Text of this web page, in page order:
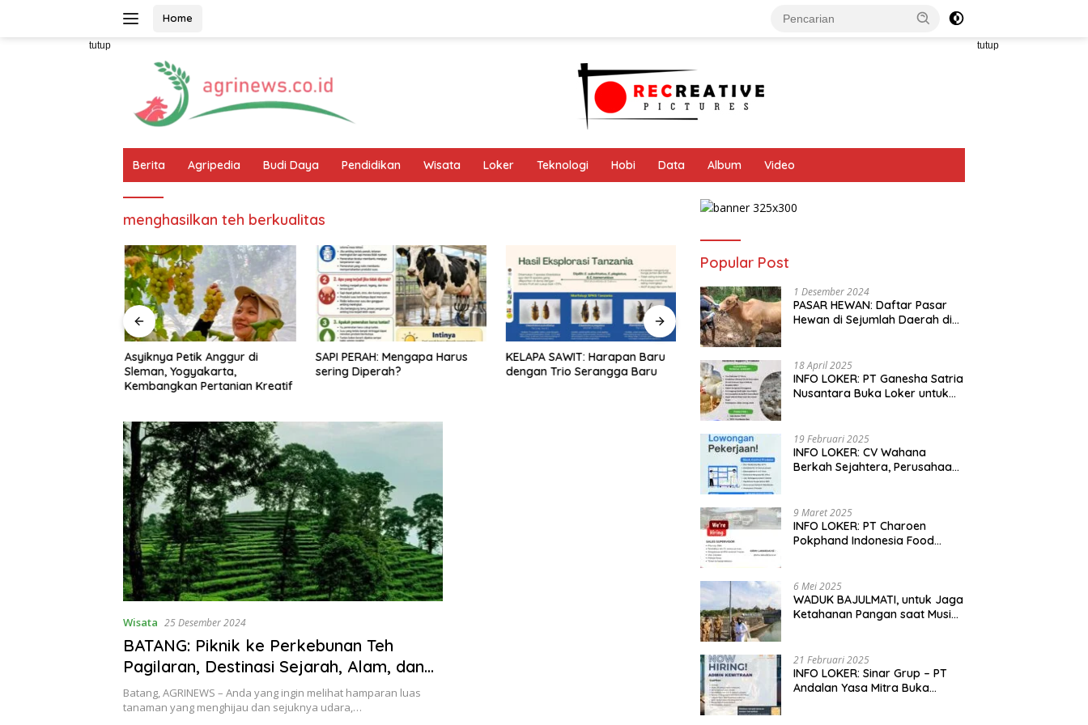
Home
tutup tutup
Berita Agripedia Budi Daya Pendidikan Wisata Loker Teknologi Hobi Data Album Video
menghasilkan teh berkualitas
Asyiknya Petik Anggur di
Sleman, Yogyakarta,
Kembangkan Pertanian Kreatif
SAPI PERAH: Mengapa Harus
sering Diperah?
KELAPA SAWIT: Harapan Baru
dengan Trio Serangga Baru
Satria Nusantara
Membutuhkan Technical
Support untuk Wilayah Jabar,
Jateng dan Jatim
Sejahtera Mencari Supervisor
Farm Broiler untuk Jawa Timur
Wisata 25 Desember 2024
BATANG: Piknik ke Perkebunan Teh
Pagilaran, Destinasi Sejarah, Alam, dan
Edukasi di Kaki Gunung Kamulyan
Batang, AGRINEWS – Anda yang ingin melihat hamparan luas
tanaman yang menghijau dan sejuknya udara,…
Popular Post
1 Desember 2024
PASAR HEWAN: Daftar Pasar
Hewan di Sejumlah Daerah di
18 April 2025
INFO LOKER: PT Ganesha Satria
Nusantara Buka Loker untuk
19 Februari 2025
INFO LOKER: CV Wahana
Berkah Sejahtera, Perusahaan
9 Maret 2025
INFO LOKER: PT Charoen
Pokphand Indonesia Food
6 Mei 2025
WADUK BAJULMATI, untuk Jaga
Ketahanan Pangan saat Musim
21 Februari 2025
INFO LOKER: Sinar Grup – PT
Andalan Yasa Mitra Buka